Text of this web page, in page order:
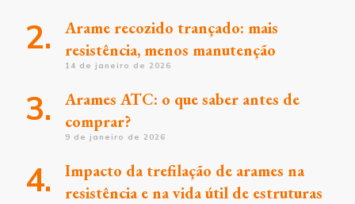
Arame recozido trançado: mais
resistência, menos manutenção
14 de janeiro de 2026
Arames ATC: o que saber antes de
comprar?
9 de janeiro de 2026
Impacto da trefilação de arames na
resistência e na vida útil de estruturas